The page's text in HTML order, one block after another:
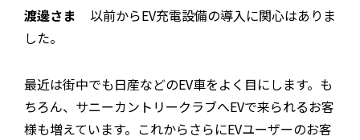
渡邊さま
以前からEV充電設備の導入に関心はありま
した。
最近は街中でも日産などのEV車をよく目にします。も
ちろん、サニーカントリークラブへEVで来られるお客
様も増えています。これからさらにEVユーザーのお客